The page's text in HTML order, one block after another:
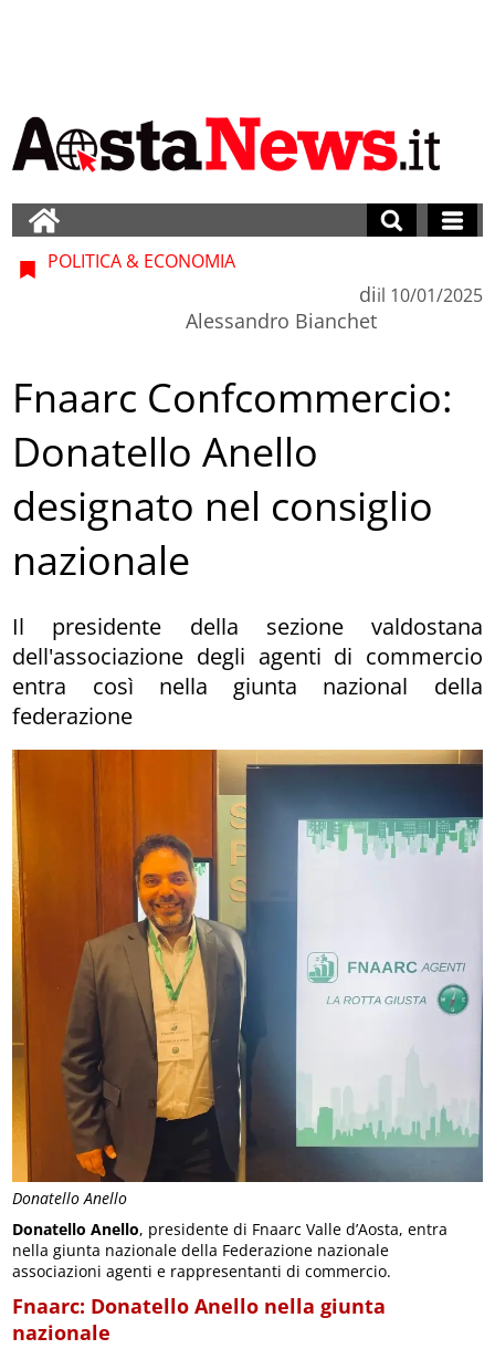
Donatello Anello
POLITICA & ECONOMIA
di
Alessandro Bianchet
il 10/01/2025
Fnaarc Confcommercio:
Donatello Anello
designato nel consiglio
nazionale
Il presidente della sezione valdostana
dell'associazione degli agenti di commercio
entra così nella giunta nazional della
federazione
Donatello Anello, presidente di Fnaarc Valle d’Aosta, entra
nella giunta nazionale della Federazione nazionale
associazioni agenti e rappresentanti di commercio.
Fnaarc: Donatello Anello nella giunta
nazionale